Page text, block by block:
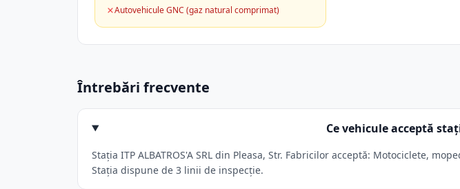
Autovehicule GNC (gaz natural comprimat)
Întrebări frecvente
Ce vehicule acceptă
Stația ITP ALBATROS'A SRL din Pleasa, Str. Fabricilor acceptă: Motociclete,
Stația dispune de 3 linii de inspecție.